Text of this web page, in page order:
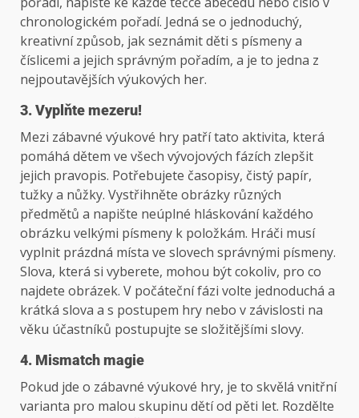
chronologickém pořadí. Jedná se o jednoduchý,
kreativní způsob, jak seznámit děti s písmeny a
číslicemi a jejich správným pořadím, a je to jedna z
nejpoutavějších výukových her.
3. Vyplňte mezeru!
Mezi zábavné výukové hry patří tato aktivita, která
pomáhá dětem ve všech vývojových fázích zlepšit
jejich pravopis. Potřebujete časopisy, čistý papír,
tužky a nůžky. Vystřihněte obrázky různých
předmětů a napište neúplné hláskování každého
obrázku velkými písmeny k položkám. Hráči musí
vyplnit prázdná místa ve slovech správnými písmeny.
Slova, která si vyberete, mohou být cokoliv, pro co
najdete obrázek. V počáteční fázi volte jednoduchá a
krátká slova a s postupem hry nebo v závislosti na
věku účastníků postupujte se složitějšími slovy.
4. Mismatch magie
Pokud jde o zábavné výukové hry, je to skvělá vnitřní
varianta pro malou skupinu dětí od pěti let. Rozdělte